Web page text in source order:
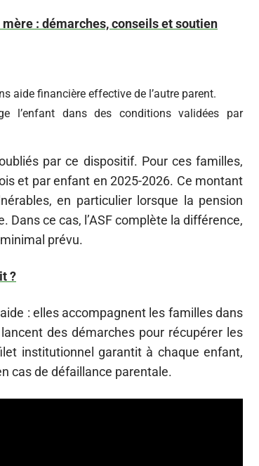
: démarches, conseils et soutien
aide financière effective de l’autre parent.
l’enfant dans des conditions validées par
par ce dispositif. Pour ces familles,
et par enfant en 2025-2026. Ce montant
en particulier lorsque la pension
Dans ce cas, l’ASF complète la différence,
prévu.
?
: elles accompagnent les familles dans
des démarches pour récupérer les
institutionnel garantit à chaque enfant,
cas de défaillance parentale.